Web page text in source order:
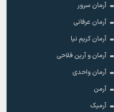
آرمان سرور
آرمان عرفانی
آرمان کریم نیا
آرمان و آرین فلاحی
آرمان واحدی
آرمن
آرمیک